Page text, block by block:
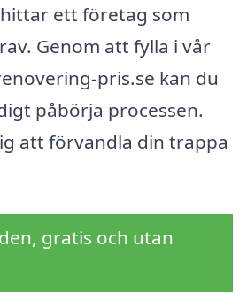
ett företag som
Genom att fylla i vår
pris.se kan du
påbörja processen.
att förvandla din trappa
gratis och utan